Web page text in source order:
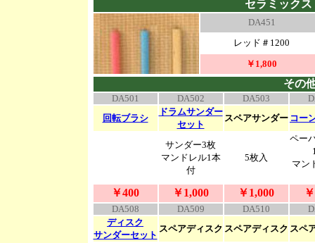
セラミックス
DA451
レッド＃1200
￥1,800
その
DA501 DA502 DA503
回転ブラシ
ドラムサンダー
セット
スペアサンダー コー
サンダー3枚
マンドレル1本
付
5枚入
ペー
マン
￥400 ￥1,000 ￥1,000
DA508 DA509 DA510
ディスク
サンダーセット
スペアディスク スペアディスク スペ